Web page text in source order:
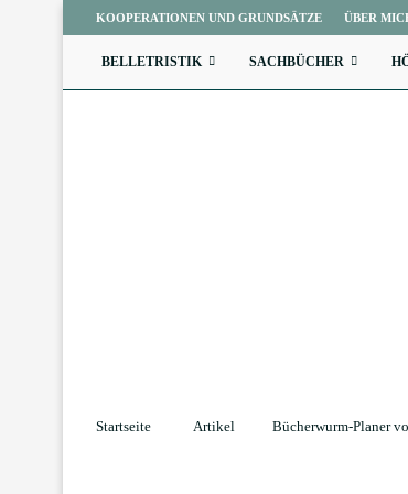
KOOPERATIONEN UND GRUNDSÄTZE ÜBER
BELLETRISTIK SACHBÜCHER
Startseite Artikel Bücherwurm-Planer